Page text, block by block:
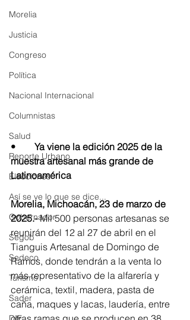
Morelia
Justicia
Congreso
Política
Nacional Internacional
Columnistas
Salud
Reporte Urbano
Elecciones
Así se ve lo que se dice...
Gobernador
Segob
Sedeco
Turismo
Sader
•	Ya viene la edición 2025 de la
muestra artesanal más grande de
Latinoamérica
Morelia, Michoacán, 23 de marzo de
2025.- Mil 500 personas artesanas se
reunirán del 12 al 27 de abril en el
Tianguis Artesanal de Domingo de
Ramos, donde tendrán a la venta lo
más representativo de la alfarería y
cerámica, textil, madera, pasta de
caña, maques y lacas, laudería, entre